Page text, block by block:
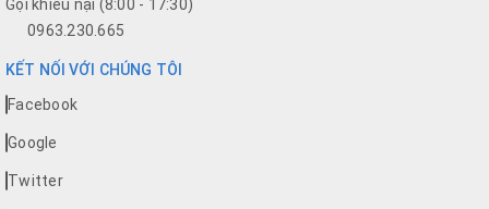
Gọi khiếu nại (8:00 - 17:30)
0963.230.665
KẾT NỐI VỚI CHÚNG TÔI
Facebook
Google
Twitter